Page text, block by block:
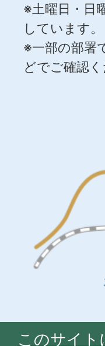
※土曜日・日
しています。
※一部の部署
どでご確認く
このサイト